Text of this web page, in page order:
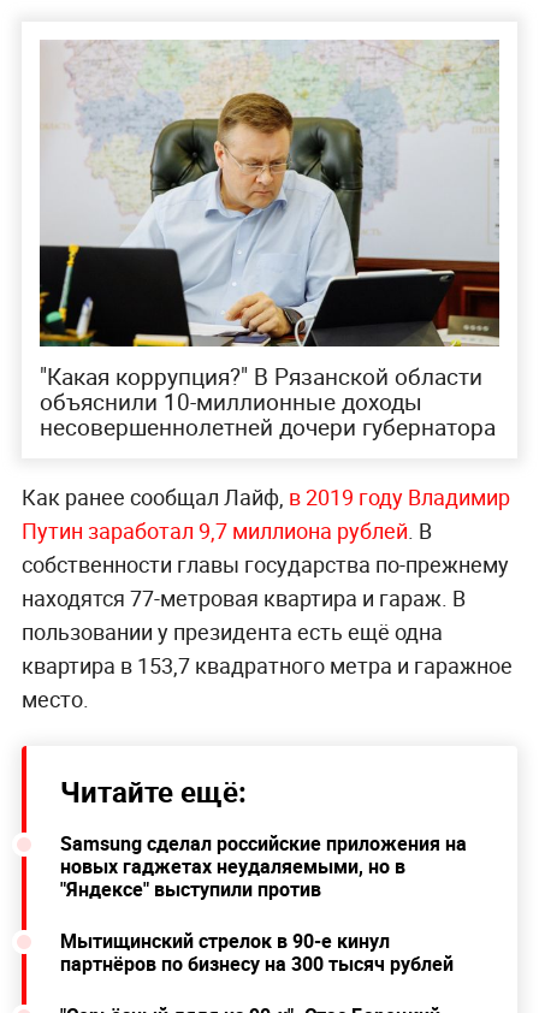
"Какая коррупция?" В Рязанской области
объяснили 10-миллионные доходы
несовершеннолетней дочери губернатора
Как ранее сообщал Лайф, в 2019 году Владимир
Путин заработал 9,7 миллиона рублей . В
собственности главы государства по-прежнему
находятся 77-метровая квартира и гараж. В
пользовании у президента есть ещё одна
квартира в 153,7 квадратного метра и гаражное
место.
Читайте ещё:
Samsung сделал российские приложения на
новых гаджетах неудаляемыми, но в
"Яндексе" выступили против
Мытищинский стрелок в 90-е кинул
партнёров по бизнесу на 300 тысяч рублей